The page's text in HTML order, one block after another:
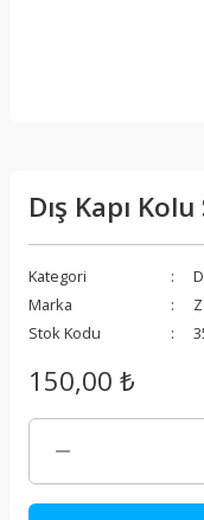
Dış Kapı
Kategori
Marka
Stok Kodu
150,00 ₺